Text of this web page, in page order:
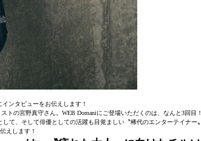
ンタビューをお伝えします！
の宮野真守さん。WEB Domaniにご登場いただくのは、なんと3回目！
て、そして俳優としての活躍も目覚ましい〝稀代のエンターテイナー〟
えします！